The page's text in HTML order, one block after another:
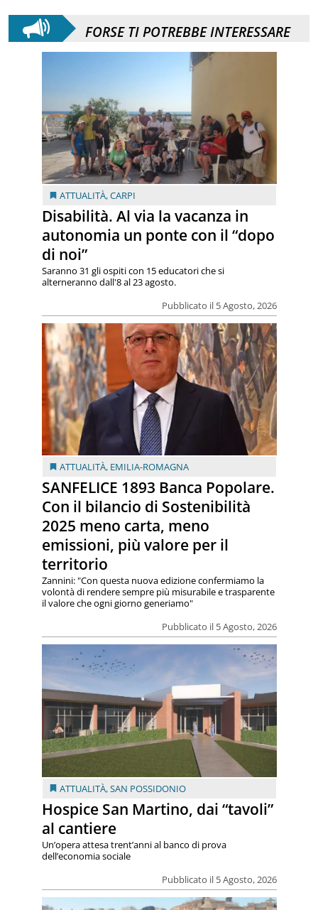
FORSE TI POTREBBE INTERESSARE
ATTUALITÀ,CARPI
Disabilità. Al via la vacanza in
autonomia un ponte con il “dopo
di noi”
Pubblicato il 5 Agosto, 2026
Saranno 31 gli ospiti con 15 educatori che si
alterneranno dall'8 al 23 agosto.
ATTUALITÀ, EMILIA-ROMAGNA
SANFELICE 1893 Banca Popolare.
Con il bilancio di Sostenibilità
2025 meno carta, meno
emissioni, più valore per il
territorio
Pubblicato il 5 Agosto, 2026
Zannini: "Con questa nuova edizione confermiamo la
volontà di rendere sempre più misurabile e trasparente
il valore che ogni giorno generiamo"
ATTUALITÀ,SAN POSSIDONIO
Hospice San Martino, dai “tavoli”
al cantiere
Pubblicato il 5 Agosto, 2026
Un’opera attesa trent’anni al banco di prova
dell’economia sociale